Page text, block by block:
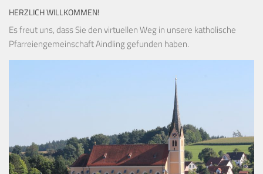
HERZLICH WILLKOMMEN!
Es freut uns, dass Sie den virtuellen Weg in unsere katholische
Pfarreiengemeinschaft Aindling gefunden haben.